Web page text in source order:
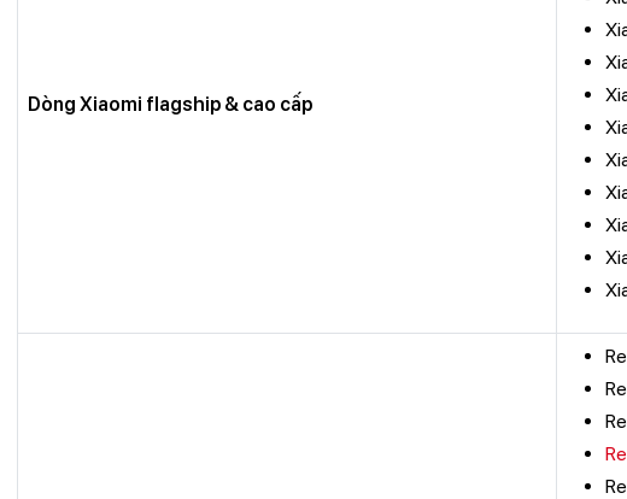
Dòng Xiaomi flagship & cao cấp